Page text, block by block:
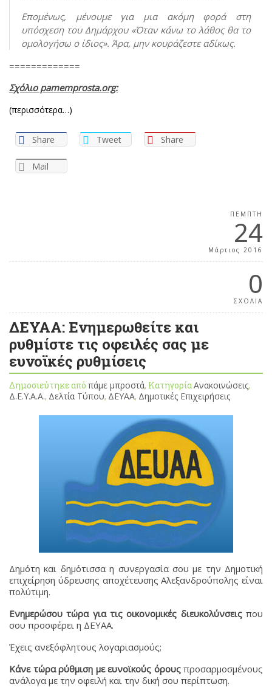
Επομένως, μένουμε για μια ακόμη φορά στη
υπόσχεση του Δημάρχου «Όταν κάνω το λάθος θα το
ομολογήσω ο ίδιος». Άρα, μην κουράζεστε αδίκως.
=============
Σχόλιο pamemprosta.org:
(περισσότερα…)
Share Tweet Share
Mail
ΠΈΜΠΤΗ
24
Μάρτιος 2016
0
ΣΧΟΛΙΑ
ΔΕΥΑΑ: Ενημερωθείτε και
ρυθμίστε τις οφειλές σας με
ευνοϊκές ρυθμίσεις
Δημοσιεύτηκε από πάμε μπροστά, ΚατηγορίαΑνακοινώσεις,
Δ.Ε.Υ.Α.Α., Δελτία Τύπου, ΔΕΥΑΑ, Δημοτικές Επιχειρήσεις
Δημότη και δημότισσα η συνεργασία σου με την Δημοτική
επιχείρηση ύδρευσης αποχέτευσης Αλεξανδρούπολης είναι
πολύτιμη.
Ενημερώσου τώρα για τις οικονομικές διευκολύνσειςπου
σου προσφέρει η ΔΕΥΑΑ.
Έχεις ανεξόφλητους λογαριασμούς;
Κάνε τώρα ρύθμιση με ευνοϊκούς όρουςπροσαρμοσμένους
ανάλογα με την οφειλή και την δική σου περίπτωση.